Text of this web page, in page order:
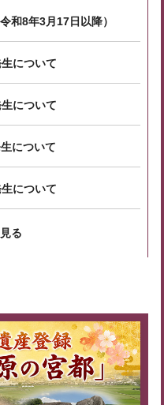
和8年3月17日以降）
について
について
について
について
る